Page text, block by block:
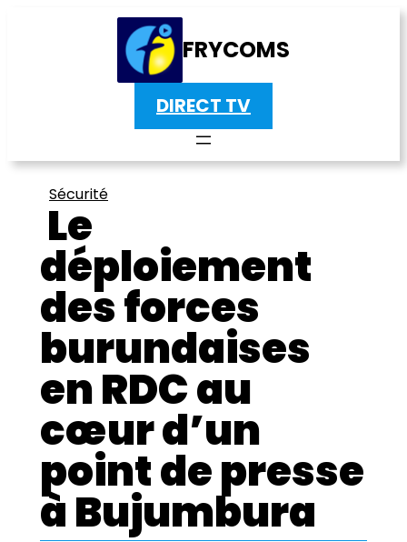
FRYCOMS
DIRECT TV
Sécurité
Le
déploiement
des forces
burundaises
en RDC au
cœur d’un
point de presse
à Bujumbura